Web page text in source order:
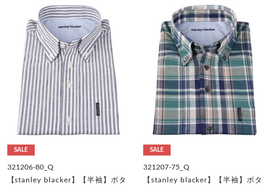
SALE
321206-80_Q
【stanley blacker】【半袖】ボタ
SALE
321207-75_Q
【stanley blacker】【半袖】ボタ